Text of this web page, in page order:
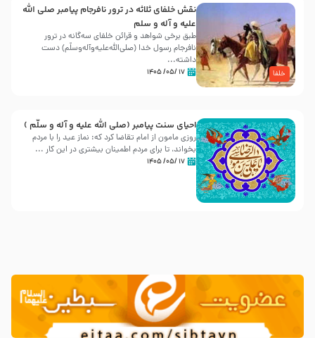
خلفا
نقش خلفای ثلاثه در ترور نافرجام پیامبر صلی الله
علیه و آله و سلم
طبق برخی شواهد و قرائن خلفای سه‌گانه در ترور
نافرجام رسول خدا (صلی‌الله‌علیه‌و‌آله‌وسلّم) دست
داشته‌...
۱۷ /۰۵/ ۱۴۰۵
احیای سنت پیامبر (صلی الله علیه و آله و سلّم )
روزی مامون از امام تقاضا کرد که: نماز عید را با مردم
بخواند، تا برای مردم اطمینان بیشتری در این کار ...
۱۷ /۰۵/ ۱۴۰۵